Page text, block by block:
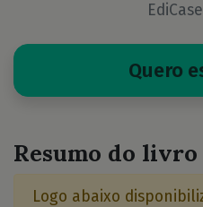
Quero
Resumo do livro
Logo abaixo